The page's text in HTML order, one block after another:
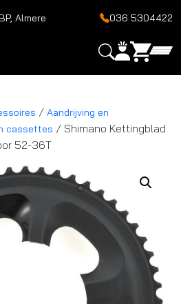
Almere 036 5304422
/ Aandrijving en
cassettes / Shimano Kettingblad
52-36T